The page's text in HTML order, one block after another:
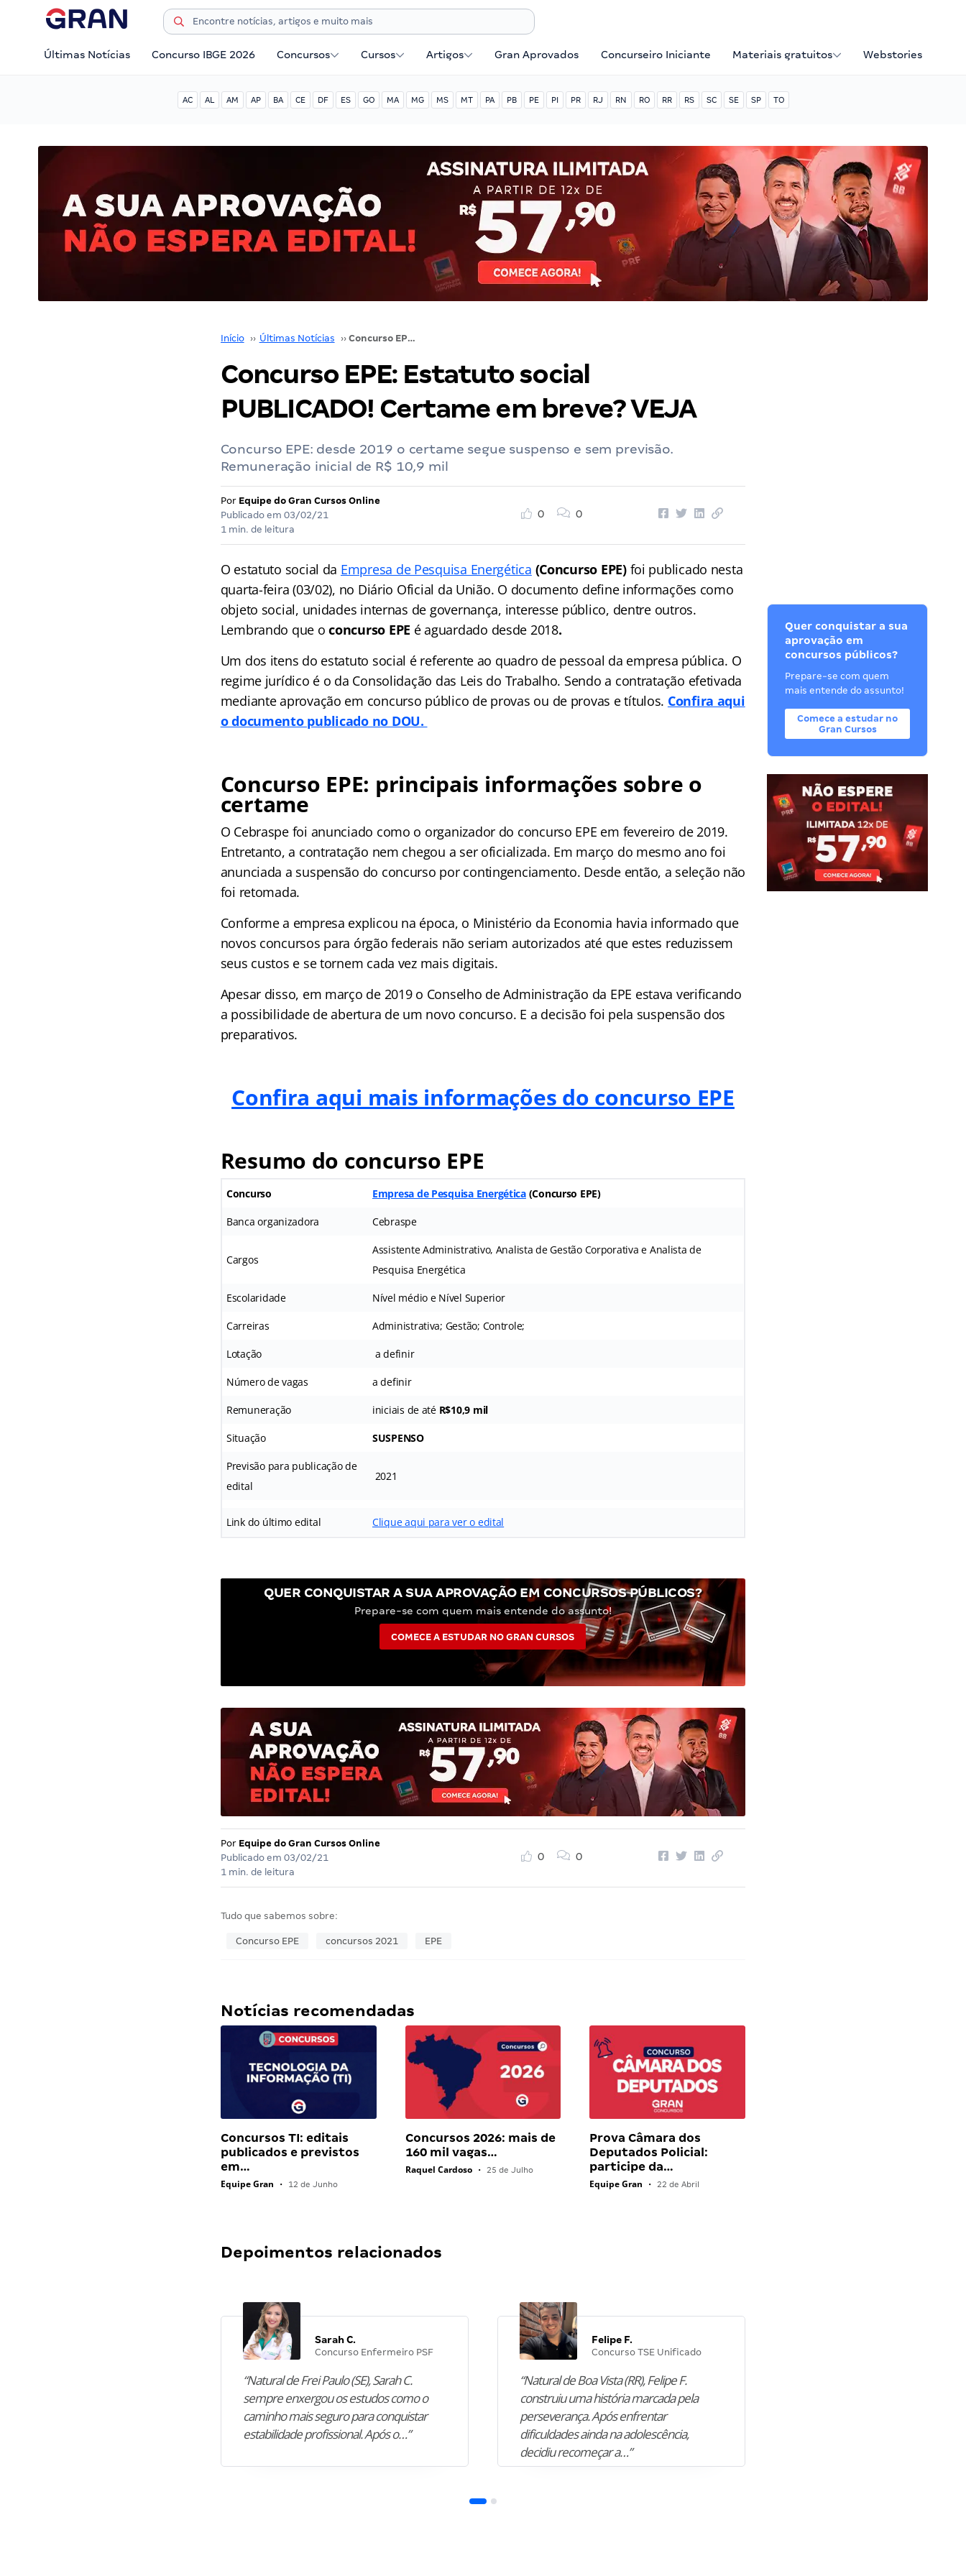
Últimas Notícias Concurso IBGE 2026 Concursos Cursos Artigos Gran Aprovados Concurseiro Iniciante Materiais gratuitos Webstories
AC AL AM AP BA CE DF ES GO MA MG MS MT PA PB PE PI PR RJ RN RO RR RS SC SE SP TO
Início ›› Últimas Notícias ›› Concurso EPE: Estatuto social PUBLICADO! Certame em breve? VEJA
Concurso EPE: Estatuto social
PUBLICADO! Certame em breve? VEJA
Concurso EPE: desde 2019 o certame segue suspenso e sem previsão.
Remuneração inicial de R$ 10,9 mil
Por Equipe do Gran Cursos Online
Publicado em 03/02/21
1 min. de leitura
0 0
O estatuto social da Empresa de Pesquisa Energética (Concurso EPE) foi publicado nesta
quarta-feira (03/02), no Diário Oficial da União. O documento define informações como
objeto social, unidades internas de governança, interesse público, dentre outros.
Lembrando que oconcurso EPE é aguardado desde 2018.
Um dos itens do estatuto social é referente ao quadro de pessoal da empresa pública. O
regime jurídico é o da Consolidação das Leis do Trabalho. Sendo a contratação efetivada
mediante aprovação em concurso público de provas ou de provas e títulos. Confira aqui
o documento publicado no DOU.
Concurso EPE: principais informações sobre o
certame
O Cebraspe foi anunciado como o organizador do concurso EPE em fevereiro de 2019.
Entretanto, a contratação nem chegou a ser oficializada. Em março do mesmo ano foi
anunciada a suspensão do concurso por contingenciamento. Desde então, a seleção não
foi retomada.
Conforme a empresa explicou na época, o Ministério da Economia havia informado que
novos concursos para órgão federais não seriam autorizados até que estes reduzissem
seus custos e se tornem cada vez mais digitais.
Apesar disso, em março de 2019 o Conselho de Administração da EPE estava verificando
a possibilidade de abertura de um novo concurso. E a decisão foi pela suspensão dos
preparativos.
Confira aqui mais informações do concurso EPE
Resumo do concurso EPE
Concurso Empresa de Pesquisa Energética(Concurso EPE)
Banca organizadora Cebraspe
Cargos
Assistente Administrativo, Analista de Gestão Corporativa e Analista de
Pesquisa Energética
Escolaridade Nível médio e Nível Superior
Carreiras Administrativa; Gestão; Controle;
Lotação a definir
Número de vagas a definir
Remuneração iniciais de até R$10,9 mil
Situação SUSPENSO
Previsão para publicação de
edital
2021
Link do último edital Clique aqui para ver o edital
QUER CONQUISTAR A SUA APROVAÇÃO EM CONCURSOS PÚBLICOS?
Prepare-se com quem mais entende do assunto!
COMECE A ESTUDAR NO GRAN CURSOS
Por Equipe do Gran Cursos Online
Publicado em 03/02/21
1 min. de leitura
0 0
Tudo que sabemos sobre:
Concurso EPE concursos 2021 EPE
Notícias recomendadas
Concursos TI: editais
publicados e previstos
em…
Equipe Gran • 12 de Junho
Concursos 2026: mais de
160 mil vagas…
Raquel Cardoso • 25 de Julho
Prova Câmara dos
Deputados Policial:
participe da…
Equipe Gran • 22 de Abril
Depoimentos relacionados
Sarah C.
Concurso Enfermeiro PSF
“Natural de Frei Paulo (SE), Sarah C.
sempre enxergou os estudos como o
caminho mais seguro para conquistar
estabilidade profissional. Após o…”
Felipe F.
Concurso TSE Unificado
“Natural de Boa Vista (RR), Felipe F.
construiu uma história marcada pela
perseverança. Após enfrentar
dificuldades ainda na adolescência,
decidiu recomeçar a…”
Quer conquistar a sua
aprovação em
concursos públicos?
Prepare-se com quem
mais entende do assunto!
Comece a estudar no
Gran Cursos